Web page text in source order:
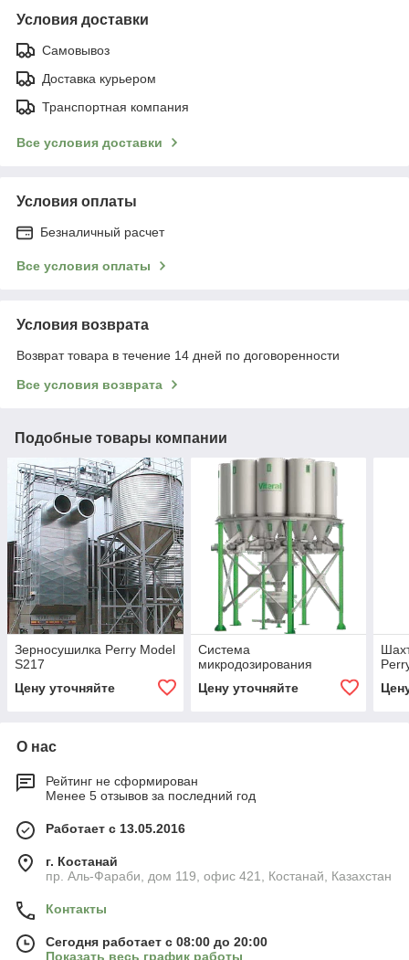
Условия доставки
Самовывоз
Доставка курьером
Транспортная компания
Все условия доставки
Условия оплаты
Безналичный расчет
Все условия оплаты
Условия возврата
Возврат товара в течение 14 дней по договоренности
Все условия возврата
Подобные товары компании
Зерносушилка Perry Мodel
S217
Цену уточняйте
Система
микродозирования
Цену уточняйте
О нас
Рейтинг не сформирован
Менее 5 отзывов за последний год
Работает с 13.05.2016
г. Костанай
пр. Аль-Фараби, дом 119, офис 421, Костанай, Казахстан
Контакты
Сегодня работает с 08:00 до 20:00
Показать весь график работы